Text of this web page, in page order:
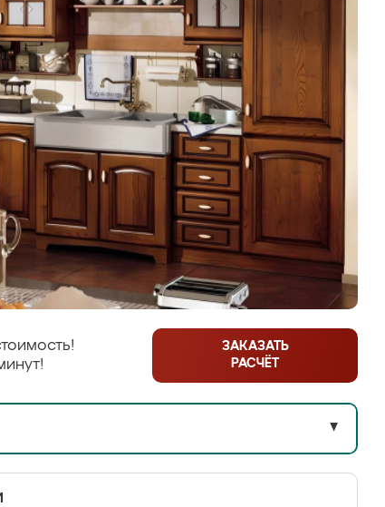
ЗАКАЗАТЬ
РАСЧЁТ
▼